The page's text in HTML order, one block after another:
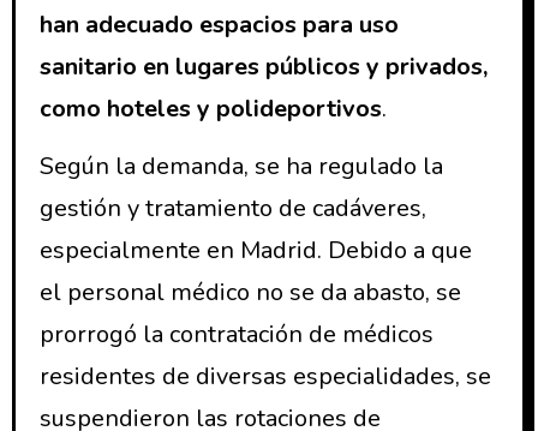
han adecuado espacios para uso
sanitario en lugares públicos y privados,
como hoteles y polideportivos.
Según la demanda, se ha regulado la
gestión y tratamiento de cadáveres,
especialmente en Madrid. Debido a que
el personal médico no se da abasto, se
prorrogó la contratación de médicos
residentes de diversas especialidades, se
suspendieron las rotaciones de